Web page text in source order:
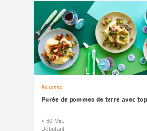
Recette
Purée de pommes de terre avec
< 60 Min.
Débutant